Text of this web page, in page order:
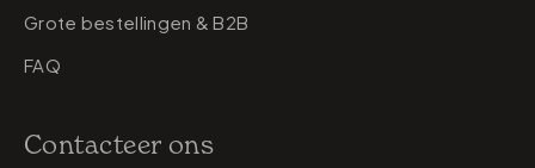
Grote bestellingen & B2B
FAQ
Contacteer ons